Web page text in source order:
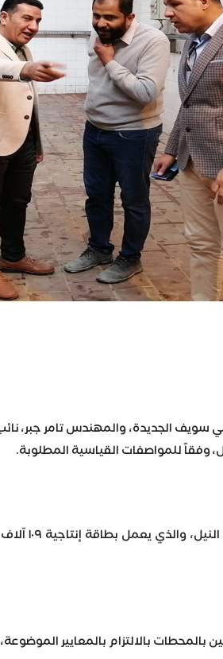
سويف الجديدة، والمهندس تامر جبر،
وفقاً للمواصفات القياسية المطلوبة.
بالمحطات بالالتزام بالمعايير